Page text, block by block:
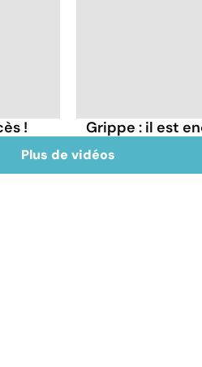
! Grippe : il est
Plus de vidéos